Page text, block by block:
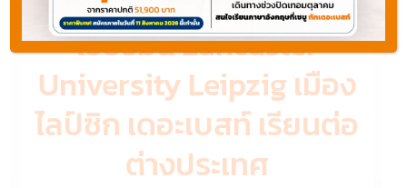
เยอรมัน Lancaster
University Leipzig เมือง
ไลป์ซิก เดอะเบสท์ เรียนต่อ
ต่างประเทศ